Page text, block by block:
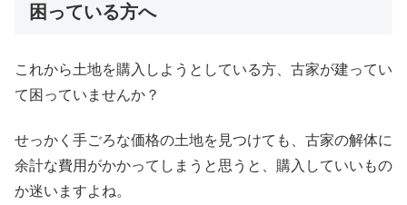
困っている方へ
これから土地を購入しようとしている方、古家が建ってい
て困っていませんか？
せっかく手ごろな価格の土地を見つけても、古家の解体に
余計な費用がかかってしまうと思うと、購入していいもの
か迷いますよね。